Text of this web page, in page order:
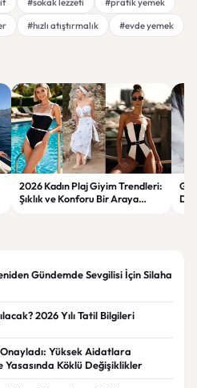
#hızlı atıştırmalık #evde yemek
2026 Kadın Plaj Giyim Trendleri:
Şıklık ve Konforu Bir Araya
Gündemde Sevgilisi İçin Silaha
2026 Yılı Tatil Bilgileri
Yüksek Aidatlara
Yasasında Köklü Değişiklikler